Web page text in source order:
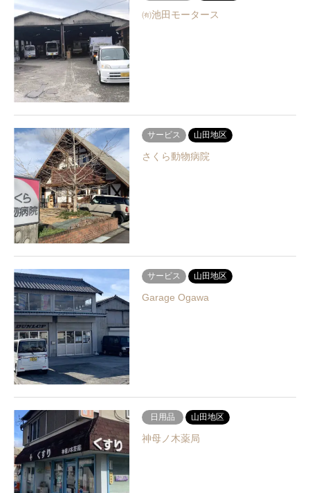
㈲池田モータース
サービス 山田地区
さくら動物病院
サービス 山田地区
Garage Ogawa
日用品 山田地区
神母ノ木薬局